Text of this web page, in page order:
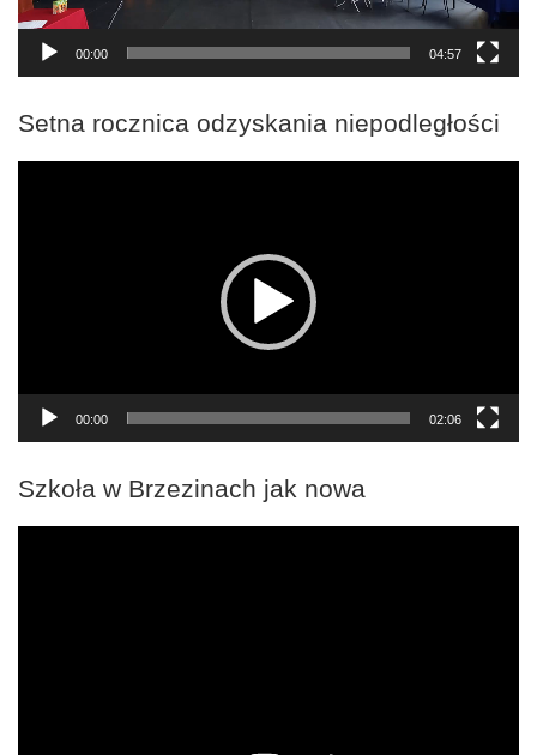
00:00 04:57
Setna rocznica odzyskania niepodległości
00:00 02:06
Szkoła w Brzezinach jak nowa